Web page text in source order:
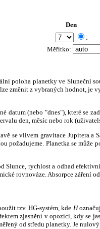
Den
.
Měřítko:
poloha planetky ve
změnit z vybraných hodnot, je
datum (nebo "dnes"), které se
den, měsíc nebo rok
se vlivem gravitace Jupitera
požadujeme. Planetka se
Slunce, rychlost a odhad
rovnováze. Absorpce záření
tzv. HG-systém, kde H
zjasnění v opozici, kdy se
od středu planetky. Je